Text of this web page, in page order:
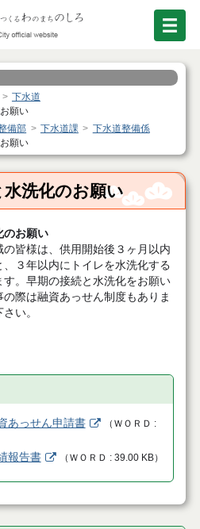
下水道
願い
備部 下水道課
下水道整備係
願い
洗化のお願い
のお願い
皆様は、供用開始後３ヶ月以内
３年以内にトイレを水洗化する
。早期の接続と水洗化をお願い
際は融資あっせん制度もありま
い。
あっせん申請書 （ ＷＯＲＤ
報告書 （ ＷＯＲＤ 39.00 KB）